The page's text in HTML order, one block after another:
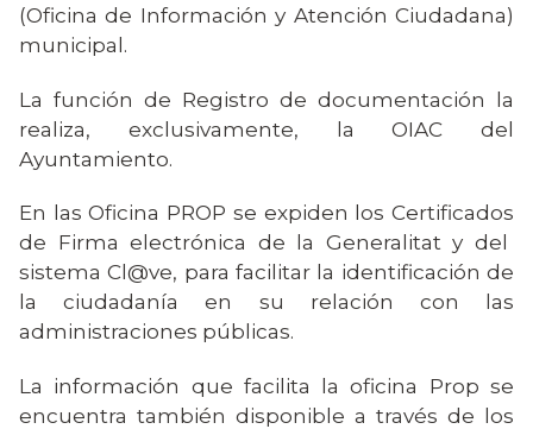
(Oficina de Información y Atención Ciudadana)
municipal.
La función de Registro de documentación la
realiza, exclusivamente, la OIAC del
Ayuntamiento.
En las Oficina PROP se expiden los Certificados
de Firma electrónica de la Generalitat y del
sistema Cl@ve, para facilitar la identificación de
la ciudadanía en su relación con las
administraciones públicas.
La información que facilita la oficina Prop se
encuentra también disponible a través de los